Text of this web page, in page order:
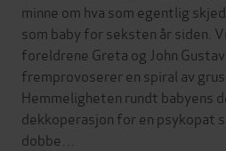
minne om hva som egentlig
som baby for seksten år siden.
foreldrene Greta og John
fremprovoserer en spiral av
Hemmeligheten rundt babyens
dekkoperasjon for en psykopat
dobbe…